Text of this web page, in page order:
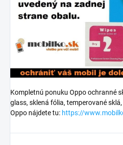
Kompletnú ponuku Oppo ochranné
glass, sklená fólia, temperované
Oppo nájdete tu: https://